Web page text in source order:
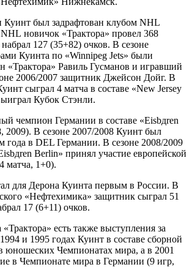
Куинт был задрафтован клубом NHL
NHL новичок «Трактора» провел 368
127 (35+82) очков. В сезоне
Куинта по «Winnipeg Jets» были
«Трактора» Равиль Гусманов и игравший
2006/2007 защитник Джейсон Дойг. В
сыграл 4 матча в составе «New Jersey
Кубок Стэнли.
чемпион Германии в составе «Eisbдren
2009). В сезоне 2007/2008 Куинт был
года в DEL Германии. В сезоне 2008/2009
дren Berlin» принял участие европейской
матча, 1+0).
для Дерона Куинта первым в России. В
«Нефтехимика» защитник сыграл 51
17 (6+11) очков.
есть также выступления за
и 1995 годах Куинт в составе сборной
Чемпионатах мира, а в 2001
в Чемпионате мира в Германии (9 игр,